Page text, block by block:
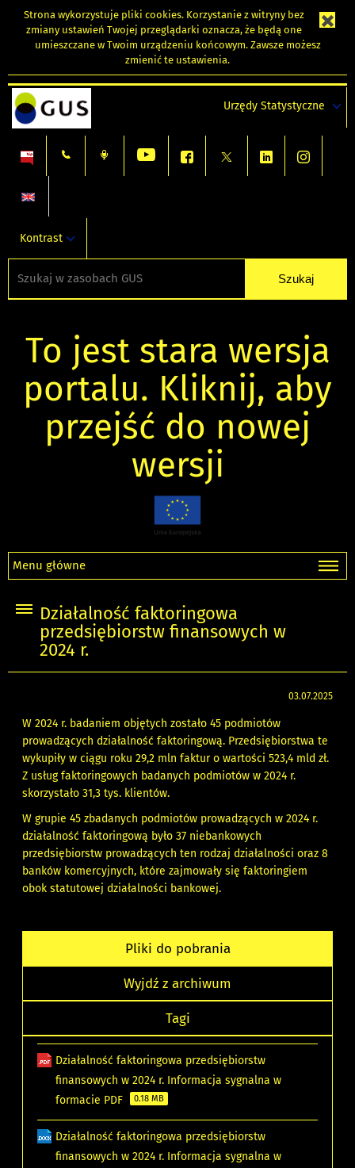
Strona wykorzystuje pliki cookies. Korzystanie z witryny bez
zmiany ustawień Twojej przeglądarki oznacza, że będą one
umieszczane w Twoim urządzeniu końcowym. Zawsze możesz
zmienić te ustawienia.
Urzędy Statystyczne
Kontrast
To jest stara wersja
portalu. Kliknij, aby
przejść do nowej
wersji
Menu główne
Działalność faktoringowa
przedsiębiorstw finansowych w
2024 r.
03.07.2025
W 2024 r. badaniem objętych zostało 45 podmiotów
prowadzących działalność faktoringową. Przedsiębiorstwa te
wykupiły w ciągu roku 29,2 mln faktur o wartości 523,4 mld zł.
Z usług faktoringowych badanych podmiotów w 2024 r.
skorzystało 31,3 tys. klientów.
W grupie 45 zbadanych podmiotów prowadzących w 2024 r.
działalność faktoringową było 37 niebankowych
przedsiębiorstw prowadzących ten rodzaj działalności oraz 8
banków komercyjnych, które zajmowały się faktoringiem
obok statutowej działalności bankowej.
Pliki do pobrania
Wyjdź z archiwum
Tagi
Działalność faktoringowa przedsiębiorstw
finansowych w 2024 r. Informacja sygnalna w
formacie PDF
0.18 MB
Działalność faktoringowa przedsiębiorstw
finansowych w 2024 r. Informacja sygnalna w